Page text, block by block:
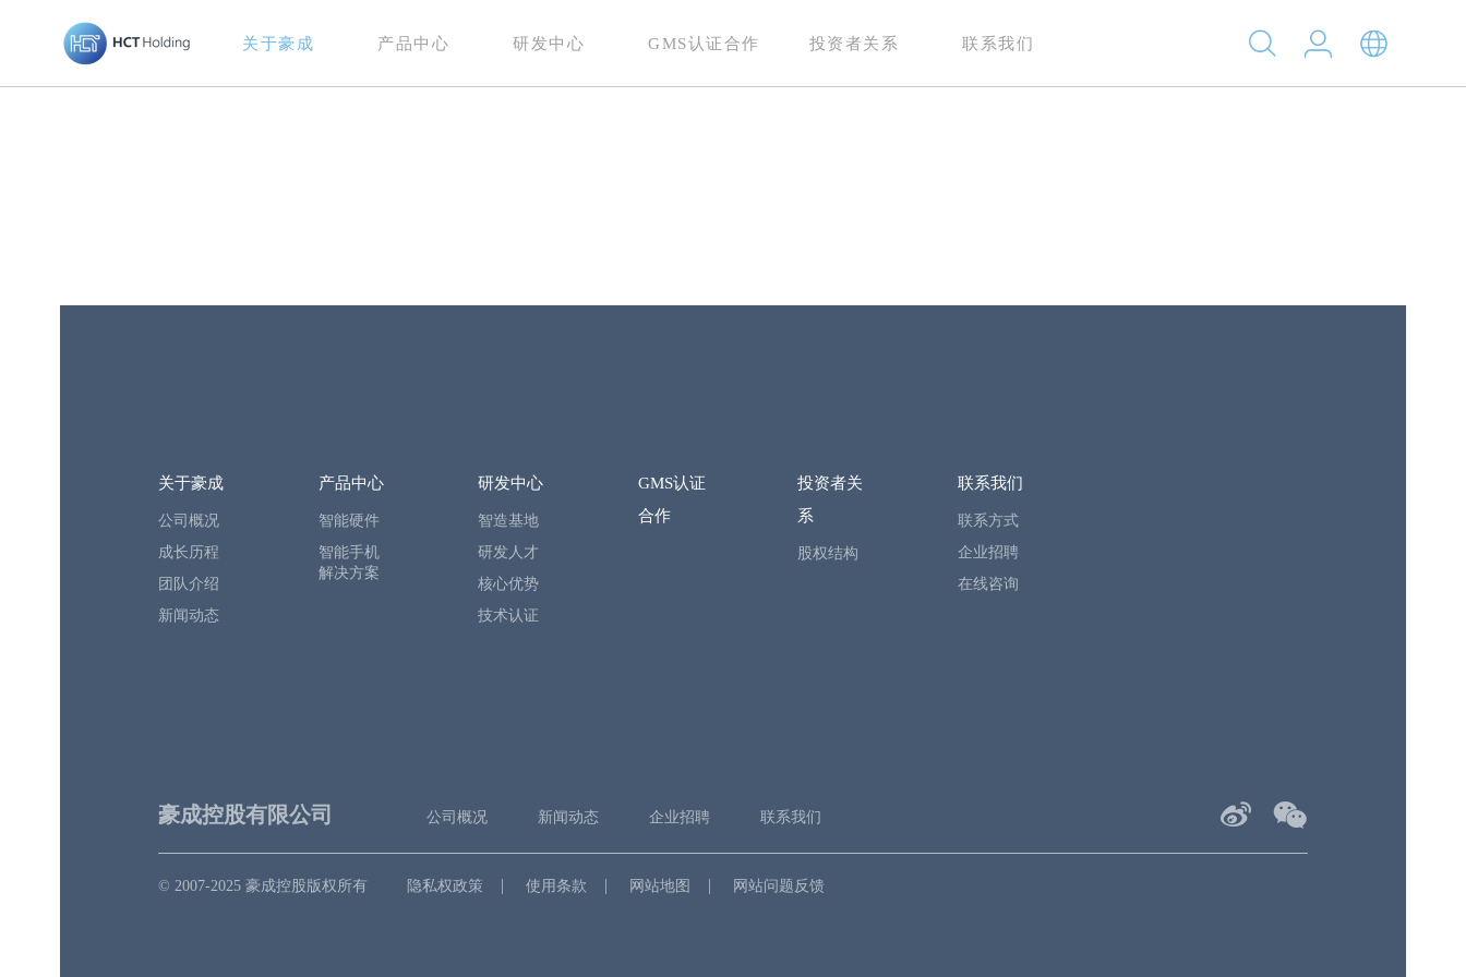
关于豪成 产品中心 研发中心 GMS认证合作 投资者关系 联系我们
关于豪成
公司概况
成长历程
团队介绍
新闻动态
产品中心
智能硬件
智能手机
解决方案
研发中心
智造基地
研发人才
核心优势
技术认证
GMS认证
合作
投资者关
系
股权结构
联系我们
联系方式
企业招聘
在线咨询
豪成控股有限公司 公司概况 新闻动态 企业招聘 联系我们
© 2007-2025 豪成控股版权所有 隐私权政策 使用条款 网站地图 网站问题反馈